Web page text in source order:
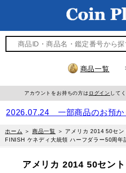
商品一覧
アカウントをお持ちの方は ログイン して
2026.07.24 一部商品のお預か
ホーム ＞ 商品一覧 ＞ アメリカ 2014 50セ
FINISH ケネディ大統領 ハーフダラー50周
アメリカ 2014 50セン